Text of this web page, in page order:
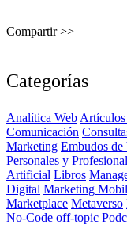
Compartir >>
Categorías
Analítica Web
Comunicación
Marketing Embudos de
Personales y
Artificial Libros
Digital Marketing
Marketplace Metaverso
No-Code off-topic